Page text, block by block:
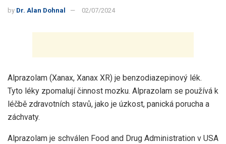
by Dr. Alan Dohnal 02/07/2024
Alprazolam (Xanax, Xanax XR) je benzodiazepinový lék.
Tyto léky zpomalují činnost mozku. Alprazolam se používá k
léčbě zdravotních stavů, jako je úzkost, panická porucha a
záchvaty.
Alprazolam je schválen Food and Drug Administration v USA